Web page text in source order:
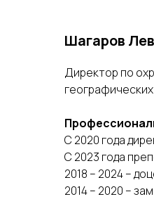
Шагаров
Директор по
С 2020 года
С 2023 года
2018 – 2024 –
2014 – 2020 –